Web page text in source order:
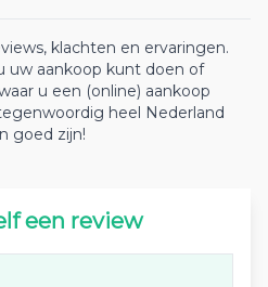
klachten en ervaringen.
uw aankoop kunt doen of
u een (online) aankoop
heel Nederland
goed zijn!
een review